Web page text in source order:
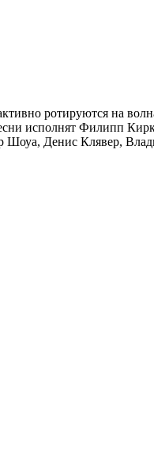
ротируются на
исполнят Филипп
Шоуа, Денис Клявер,